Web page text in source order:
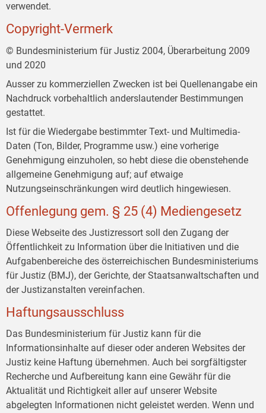
verwendet.
Copyright-Vermerk
© Bundesministerium für Justiz 2004, Überarbeitung 2009
und 2020
Ausser zu kommerziellen Zwecken ist bei Quellenangabe ein
Nachdruck vorbehaltlich anderslautender Bestimmungen
gestattet.
Ist für die Wiedergabe bestimmter Text- und Multimedia-
Daten (Ton, Bilder, Programme usw.) eine vorherige
Genehmigung einzuholen, so hebt diese die obenstehende
allgemeine Genehmigung auf; auf etwaige
Nutzungseinschränkungen wird deutlich hingewiesen.
Offenlegung gem. § 25 (4) Mediengesetz
Diese Webseite des Justizressort soll den Zugang der
Öffentlichkeit zu Information über die Initiativen und die
Aufgabenbereiche des österreichischen Bundesministeriums
für Justiz (BMJ), der Gerichte, der Staatsanwaltschaften und
der Justizanstalten vereinfachen.
Haftungsausschluss
Das Bundesministerium für Justiz kann für die
Informationsinhalte auf dieser oder anderen Websites der
Justiz keine Haftung übernehmen. Auch bei sorgfältigster
Recherche und Aufbereitung kann eine Gewähr für die
Aktualität und Richtigkeit aller auf unserer Website
abgelegten Informationen nicht geleistet werden. Wenn und